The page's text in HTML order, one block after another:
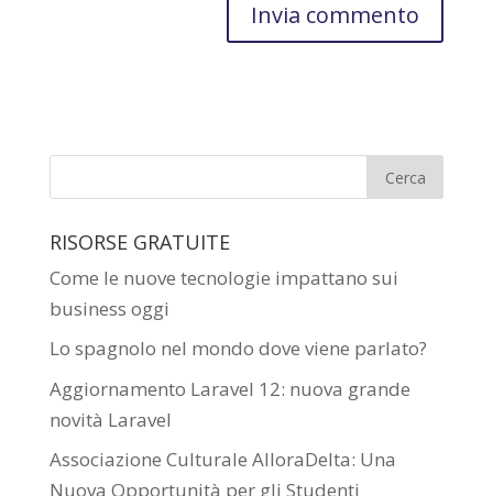
RISORSE GRATUITE
Come le nuove tecnologie impattano sui
business oggi
Lo spagnolo nel mondo dove viene parlato?
Aggiornamento Laravel 12: nuova grande
novità Laravel
Associazione Culturale AlloraDelta: Una
Nuova Opportunità per gli Studenti